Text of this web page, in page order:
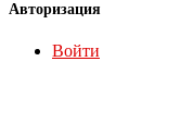
Авторизация
Войти